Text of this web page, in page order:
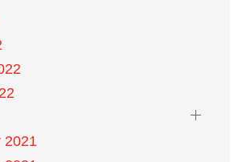
2021